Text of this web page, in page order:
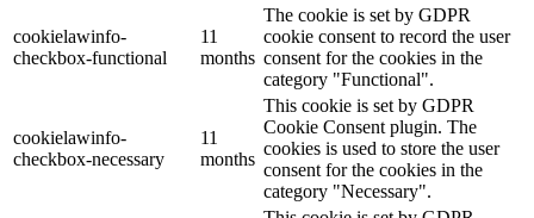
cookielawinfo-
checkbox-functional
11
months
The cookie is set by GDPR
cookie consent to record the user
consent for the cookies in the
category "Functional".
cookielawinfo-
checkbox-necessary
11
months
This cookie is set by GDPR
Cookie Consent plugin. The
cookies is used to store the user
consent for the cookies in the
category "Necessary".